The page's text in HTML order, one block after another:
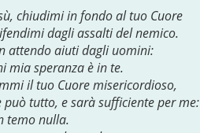
chiudimi in fondo al tuo Cuore
dagli assalti del nemico.
attendo aiuti dagli uomini:
mia speranza è in te.
il tuo Cuore misericordioso,
può tutto, e sarà sufficiente per me:
temo nulla.